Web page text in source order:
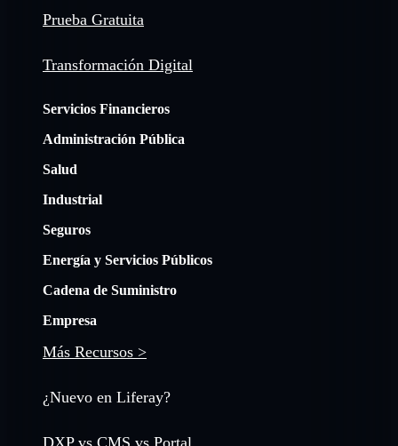
Prueba Gratuita
Transformación Digital
Servicios Financieros
Administración Pública
Salud
Industrial
Seguros
Energía y Servicios Públicos
Cadena de Suministro
Empresa
Más Recursos >
¿Nuevo en Liferay?
DXP vs CMS vs Portal